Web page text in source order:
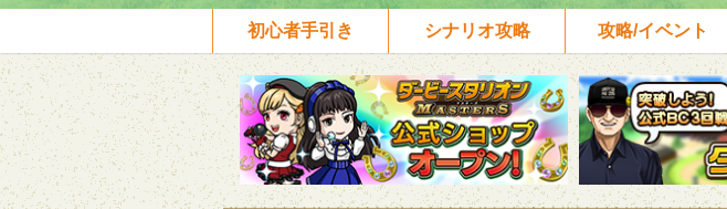
初心者手引き シナリオ攻略 攻略/イベント